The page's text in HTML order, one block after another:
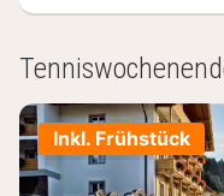
Hotels)
Inkl. Frühstück